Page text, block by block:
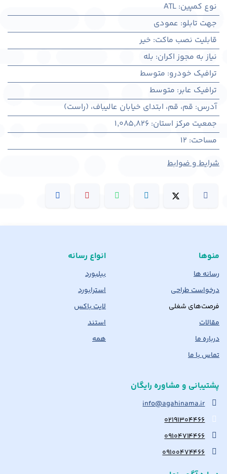
نوع کمپین:
ATL
جهت تابلو: عمودی
قابلیت نصب ماکت: خیر
نیاز به مجوز اکران: بله
ترافیک خودرو: متوسط
ترافیک عابر: متوسط
آدرس: قم، قم، ابتدای خیابان عالیباف، (راست)
جمعیت مرکز استان:
1,085,826
مساحت:
12
شرایط و ضوابط
منوها
رسانه ها
درخواست طراحی
فرصت‌های شغلی
مقالات
درباره ما
تماس با ما
انواع رسانه
بیلبورد
استرابورد
لایت باکس
استند
همه
پشتیبانی و مشاوره رایگان
info@agahinama.ir
۰۲۱۹۱۳۰۴۴۶۶
۰۹۱۰۴۷۱۴۴۶۶
۰۹۱۰۰۴۷۴۴۶۶